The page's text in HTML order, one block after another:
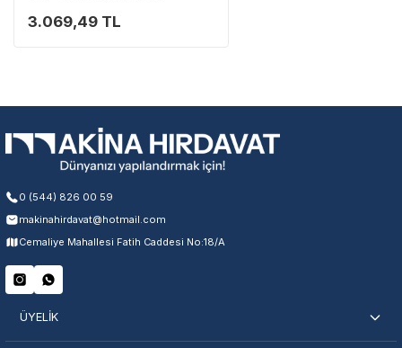
En Yakın Servisi Bulun
3.069,49 TL
0 (544) 826 00 59
makinahirdavat@hotmail.com
Cemaliye Mahallesi Fatih Caddesi No:18/A
ÜYELİK